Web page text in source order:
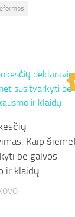
Kaip
be galvos
ir klaidų